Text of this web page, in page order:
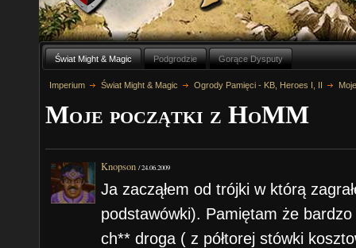
Świat Might & Magic Podgrodzie Gorące Dysputy
Imperium Świat Might & Magic Ogrody Pamięci - KB, Heroes I, II
Moje początki z HoMM
Knopson /24.06.2009
Ja zacząłem od trójki w którą
podstawówki). Pamiętam że bardzo
ch** droga ( z półtorej stówki